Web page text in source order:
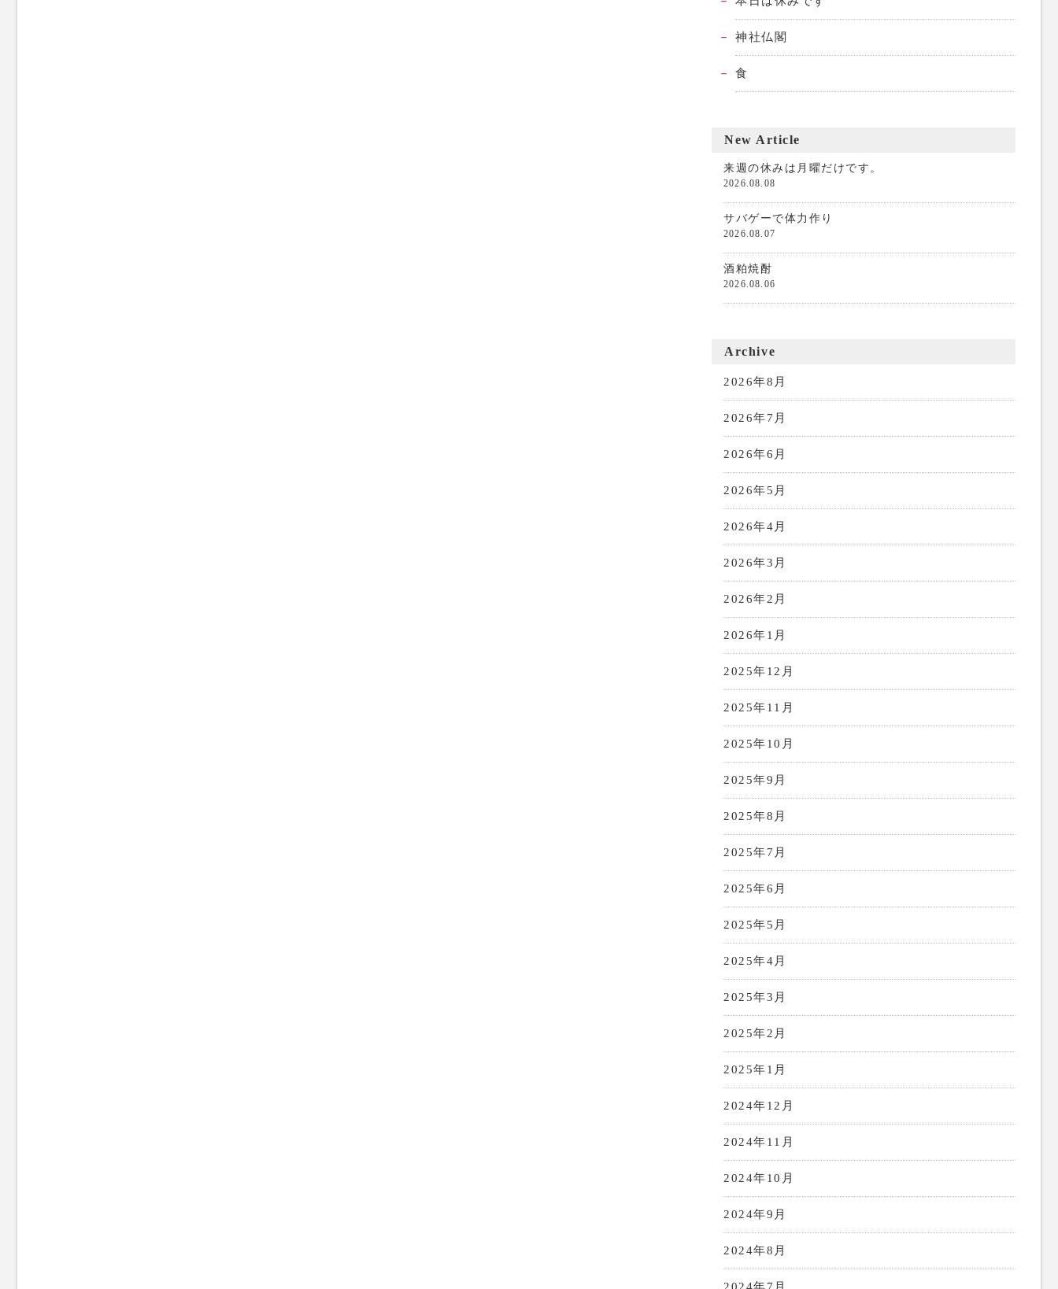
神社仏閣
食
New Article
来週の休みは月曜だけです。
2026.08.08
サバゲーで体力作り
2026.08.07
酒粕焼酎
2026.08.06
Archive
2026年8月
2026年7月
2026年6月
2026年5月
2026年4月
2026年3月
2026年2月
2026年1月
2025年12月
2025年11月
2025年10月
2025年9月
2025年8月
2025年7月
2025年6月
2025年5月
2025年4月
2025年3月
2025年2月
2025年1月
2024年12月
2024年11月
2024年10月
2024年9月
2024年8月